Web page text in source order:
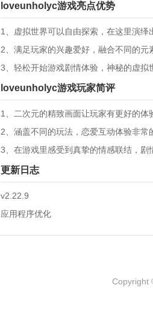
loveunholyc游戏亮点优势
1、虚拟世界可以自由探索，在这里演绎
2、满足玩家的兴趣爱好，融合不同的元
3、轻松开始游戏剧情体验，神秘的虚拟
loveunholyc游戏玩家简评
1、二次元的精致画面让玩家有更好的体
2、涵盖不同的玩法，恋爱互动体验非
3、在游戏里感受到真挚的情感联结，剧
更新日志
v2.22.9
应用程序优化
Copyright